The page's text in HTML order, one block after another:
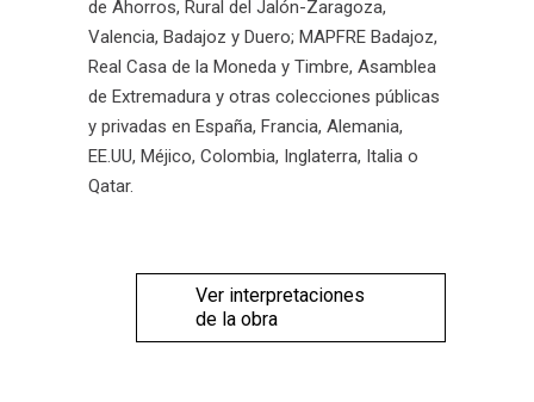
de Ahorros, Rural del Jalón-Zaragoza,
Valencia, Badajoz y Duero; MAPFRE Badajoz,
Real Casa de la Moneda y Timbre, Asamblea
de Extremadura y otras colecciones públicas
y privadas en España, Francia, Alemania,
EE.UU, Méjico, Colombia, Inglaterra, Italia o
Qatar.
Ver interpretaciones
de la obra